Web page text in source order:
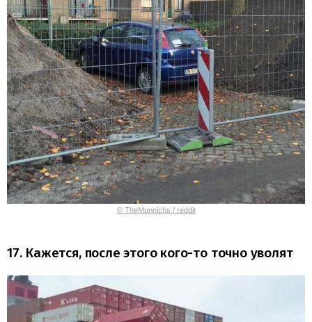
© TheMunnichs / reddit
17. Кажется, после этого кого-то точно уволят